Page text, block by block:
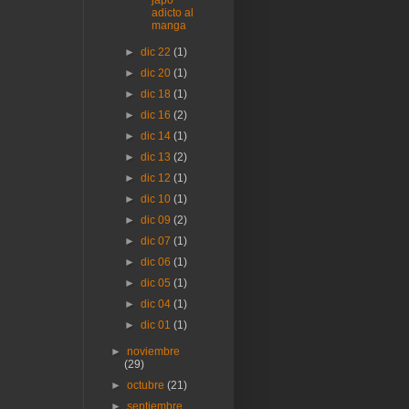
adicto al
manga
► dic 22 (1)
► dic 20 (1)
► dic 18 (1)
► dic 16 (2)
► dic 14 (1)
► dic 13 (2)
► dic 12 (1)
► dic 10 (1)
► dic 09 (2)
► dic 07 (1)
► dic 06 (1)
► dic 05 (1)
► dic 04 (1)
► dic 01 (1)
►noviembre
(29)
►octubre(21)
►septiembre